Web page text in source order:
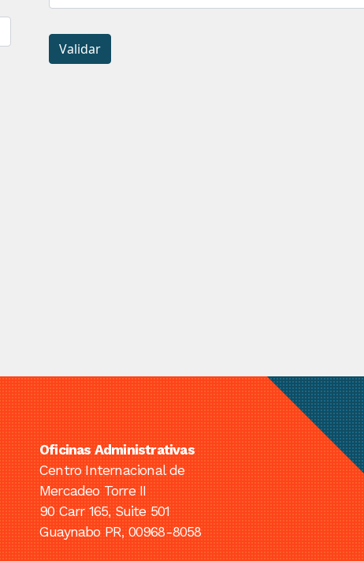
Validar
Oficinas Administrativas
Centro Internacional de
Mercadeo Torre II
90 Carr 165, Suite 501
Guaynabo PR, 00968-8058